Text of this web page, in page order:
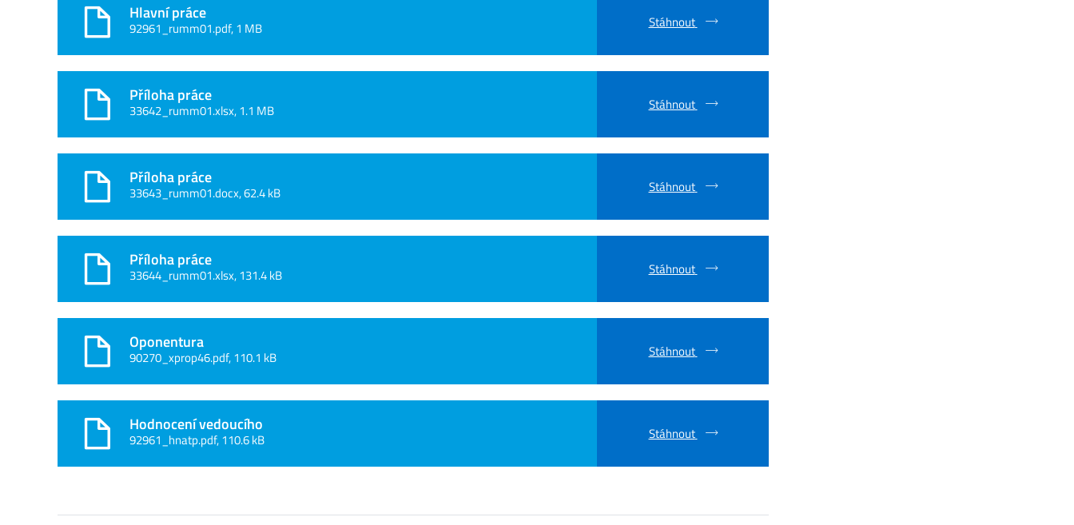
Hlavní práce
92961_rumm01.pdf, 1 MB Stáhnout
Příloha práce
33642_rumm01.xlsx, 1.1 MB Stáhnout
Příloha práce
33643_rumm01.docx, 62.4 kB Stáhnout
Příloha práce
33644_rumm01.xlsx, 131.4 kB Stáhnout
Oponentura
90270_xprop46.pdf, 110.1 kB Stáhnout
Hodnocení vedoucího
92961_hnatp.pdf, 110.6 kB Stáhnout